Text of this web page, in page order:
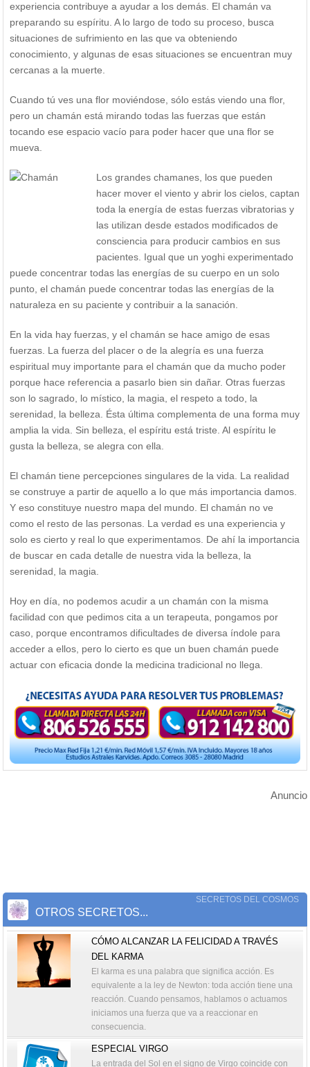
experiencia contribuye a ayudar a los demás. El chamán va
preparando su espíritu. A lo largo de todo su proceso, busca
situaciones de sufrimiento en las que va obteniendo
conocimiento, y algunas de esas situaciones se encuentran muy
cercanas a la muerte.
Cuando tú ves una flor moviéndose, sólo estás viendo una flor,
pero un chamán está mirando todas las fuerzas que están
tocando ese espacio vacío para poder hacer que una flor se
mueva.
Los grandes chamanes, los que pueden
hacer mover el viento y abrir los cielos, captan
toda la energía de estas fuerzas vibratorias y
las utilizan desde estados modificados de
consciencia para producir cambios en sus
pacientes. Igual que un yoghi experimentado
puede concentrar todas las energías de su cuerpo en un solo
punto, el chamán puede concentrar todas las energías de la
naturaleza en su paciente y contribuir a la sanación.
En la vida hay fuerzas, y el chamán se hace amigo de esas
fuerzas. La fuerza del placer o de la alegría es una fuerza
espiritual muy importante para el chamán que da mucho poder
porque hace referencia a pasarlo bien sin dañar. Otras fuerzas
son lo sagrado, lo místico, la magia, el respeto a todo, la
serenidad, la belleza. Ésta última complementa de una forma muy
amplia la vida. Sin belleza, el espíritu está triste. Al espíritu le
gusta la belleza, se alegra con ella.
El chamán tiene percepciones singulares de la vida. La realidad
se construye a partir de aquello a lo que más importancia damos.
Y eso constituye nuestro mapa del mundo. El chamán no ve
como el resto de las personas. La verdad es una experiencia y
solo es cierto y real lo que experimentamos. De ahí la importancia
de buscar en cada detalle de nuestra vida la belleza, la
serenidad, la magia.
Hoy en día, no podemos acudir a un chamán con la misma
facilidad con que pedimos cita a un terapeuta, pongamos por
caso, porque encontramos dificultades de diversa índole para
acceder a ellos, pero lo cierto es que un buen chamán puede
actuar con eficacia donde la medicina tradicional no llega.
Anuncio
SECRETOS DEL COSMOS
OTROS SECRETOS...
CÓMO ALCANZAR LA FELICIDAD A TRAVÉS
DEL KARMA
El karma es una palabra que significa acción. Es
equivalente a la ley de Newton: toda acción tiene una
reacción. Cuando pensamos, hablamos o actuamos
iniciamos una fuerza que va a reaccionar en
consecuencia.
ESPECIAL VIRGO
La entrada del Sol en el signo de Virgo coincide con